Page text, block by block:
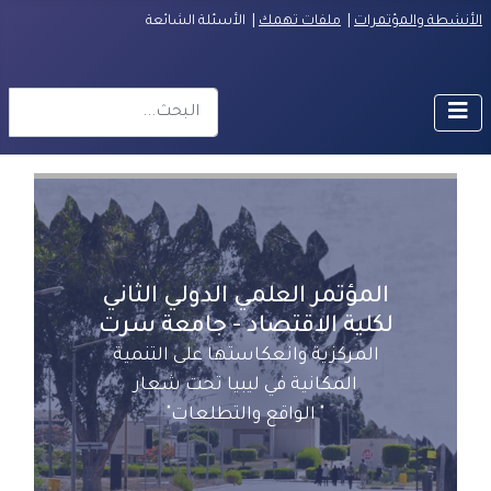
الأنشطة والمؤتمرات ملفات تهمك | الأسئلة الشائعة
المؤتمر العلمي الدولي الثاني
لكلية الاقتصاد - جامعة سرت
المركزية وانعكاستها على التنمية
المكانية في ليبيا تحت شعار
" الواقع والتطلعات"